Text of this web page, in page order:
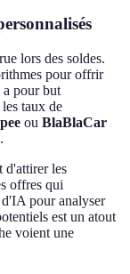
lors des soldes.
pour offrir
a pour but
taux de
ou BlaBlaCar
d'attirer les
offres qui
pour analyser
est un atout
voient une